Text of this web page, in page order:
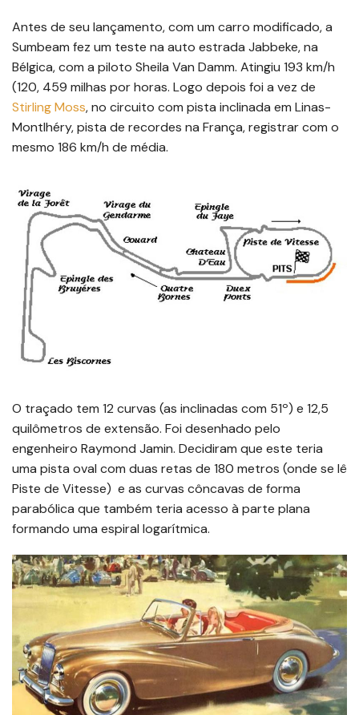
Antes de seu lançamento, com um carro modificado, a
Sumbeam fez um teste na auto estrada Jabbeke, na
Bélgica, com a piloto Sheila Van Damm. Atingiu 193 km/h
(120, 459 milhas por horas. Logo depois foi a vez de
Stirling Moss, no circuito com pista inclinada em Linas-
Montlhéry, pista de recordes na França, registrar com o
mesmo 186 km/h de média.
O traçado tem 12 curvas (as inclinadas com 51º) e 12,5
quilômetros de extensão. Foi desenhado pelo
engenheiro Raymond Jamin. Decidiram que este teria
uma pista oval com duas retas de 180 metros (onde se lê
Piste de Vitesse) e as curvas côncavas de forma
parabólica que também teria acesso à parte plana
formando uma espiral logarítmica.